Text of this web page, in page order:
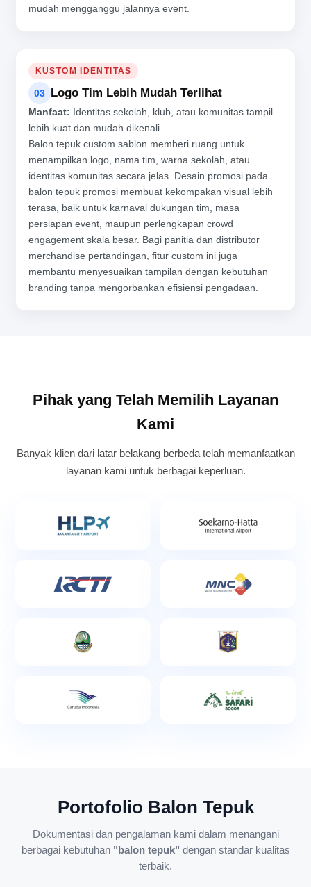
mudah mengganggu jalannya event.
KUSTOM IDENTITAS
03 Logo Tim Lebih Mudah Terlihat
Manfaat: Identitas sekolah, klub, atau komunitas tampil
lebih kuat dan mudah dikenali.
Balon tepuk custom sablon memberi ruang untuk
menampilkan logo, nama tim, warna sekolah, atau
identitas komunitas secara jelas. Desain promosi pada
balon tepuk promosi membuat kekompakan visual lebih
terasa, baik untuk karnaval dukungan tim, masa
persiapan event, maupun perlengkapan crowd
engagement skala besar. Bagi panitia dan distributor
merchandise pertandingan, fitur custom ini juga
membantu menyesuaikan tampilan dengan kebutuhan
branding tanpa mengorbankan efisiensi pengadaan.
Pihak yang Telah Memilih Layanan
Kami
Banyak klien dari latar belakang berbeda telah memanfaatkan
layanan kami untuk berbagai keperluan.
Portofolio Balon Tepuk
Dokumentasi dan pengalaman kami dalam menangani
berbagai kebutuhan "balon tepuk" dengan standar kualitas
terbaik.